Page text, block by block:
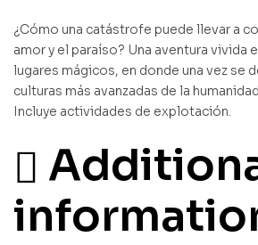
¿Cómo una catástrofe puede llevar a
amor y el paraíso? Una aventura vivida
lugares mágicos, en donde una vez se
culturas más avanzadas de la
Incluye actividades de explotación.